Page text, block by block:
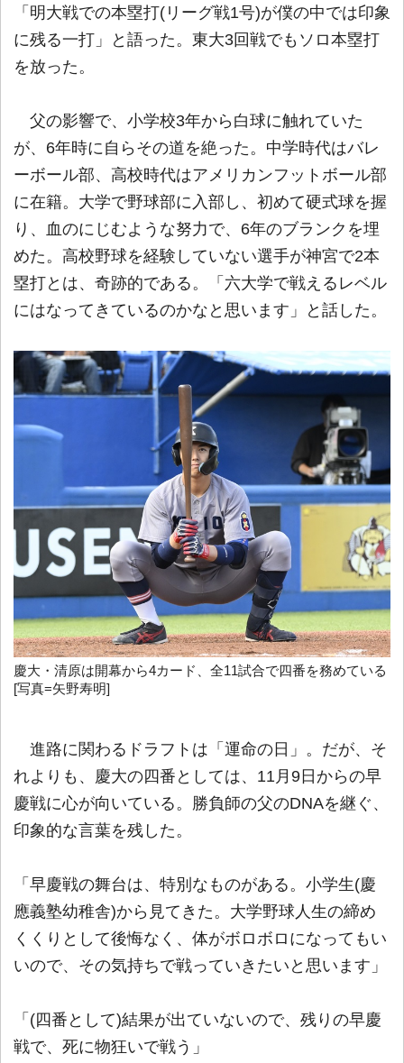
「明大戦での本塁打(リーグ戦1号)が僕の中では印象
に残る一打」と語った。東大3回戦でもソロ本塁打
を放った。
父の影響で、小学校3年から白球に触れていた
が、6年時に自らその道を絶った。中学時代はバレ
ーボール部、高校時代はアメリカンフットボール部
に在籍。大学で野球部に入部し、初めて硬式球を握
り、血のにじむような努力で、6年のブランクを埋
めた。高校野球を経験していない選手が神宮で2本
塁打とは、奇跡的である。「六大学で戦えるレベル
にはなってきているのかなと思います」と話した。
慶大・清原は開幕から4カード、全11試合で四番を務めている
[写真=矢野寿明]
進路に関わるドラフトは「運命の日」。だが、そ
れよりも、慶大の四番としては、11月9日からの早
慶戦に心が向いている。勝負師の父のDNAを継ぐ、
印象的な言葉を残した。
「早慶戦の舞台は、特別なものがある。小学生(慶
應義塾幼稚舎)から見てきた。大学野球人生の締め
くくりとして後悔なく、体がボロボロになってもい
いので、その気持ちで戦っていきたいと思います」
「(四番として)結果が出ていないので、残りの早慶
戦で、死に物狂いで戦う」